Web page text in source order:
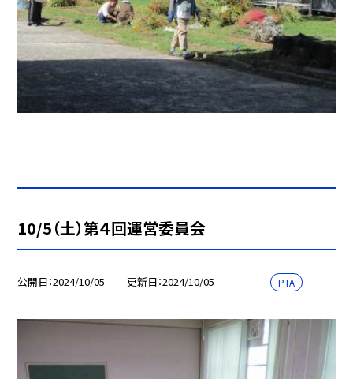
10/5（土）第４回運営委員会
公開日 2024/10/05 更新日 2024/10/05 PTA